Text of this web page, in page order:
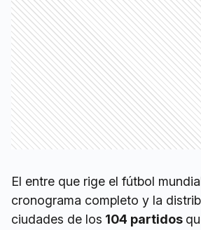
El entre que rige el fútbol
cronograma completo y la
ciudades de los 104 partidos